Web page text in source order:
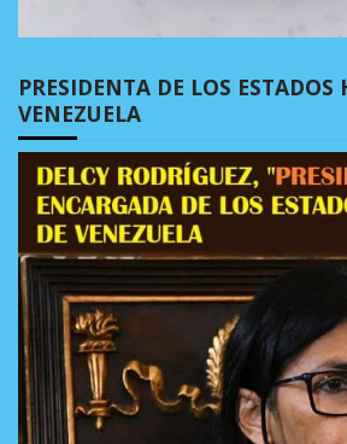
PRESIDENTA DE LOS
VENEZUELA